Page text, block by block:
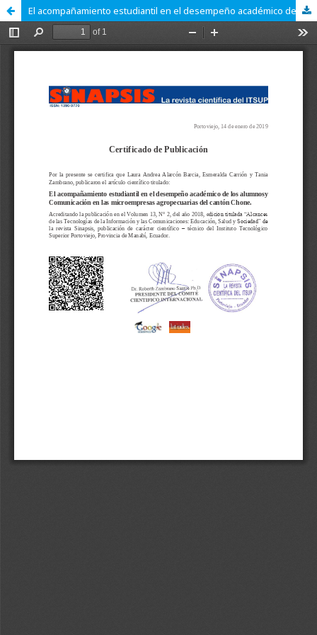
El acompañamiento estudiantil en el desempeño académico de los alumnos